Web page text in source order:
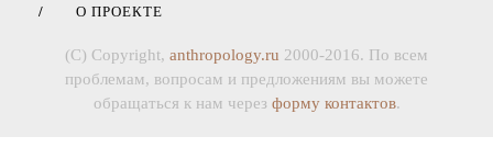
О ПРОЕКТЕ
(C) Copyright, anthropology.ru 2000-2016. По всем
проблемам, вопросам и предложениям вы можете
обращаться к нам через форму контактов.